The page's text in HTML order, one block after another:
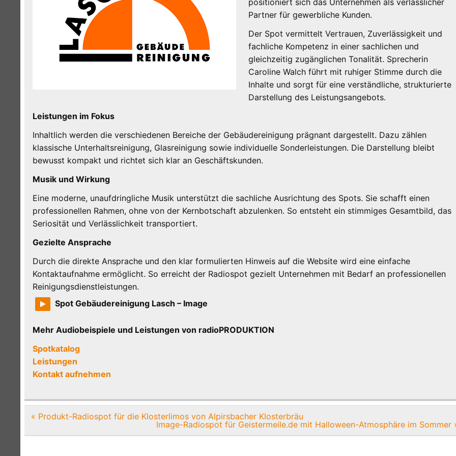
Partner für gewerbliche Kunden.
Der Spot vermittelt Vertrauen, Zuverlässigkeit und
fachliche Kompetenz in einer sachlichen und
gleichzeitig zugänglichen Tonalität. Sprecherin
Caroline Walch führt mit ruhiger Stimme durch die
Inhalte und sorgt für eine verständliche, strukturierte
Darstellung des Leistungsangebots.
Leistungen im Fokus
Inhaltlich werden die verschiedenen Bereiche der Gebäudereinigung prägnant dargestellt. Dazu zählen
klassische Unterhaltsreinigung, Glasreinigung sowie individuelle Sonderleistungen. Die Darstellung bleibt
bewusst kompakt und richtet sich klar an Geschäftskunden.
Musik und Wirkung
Eine moderne, unaufdringliche Musik unterstützt die sachliche Ausrichtung des Spots. Sie schafft einen
professionellen Rahmen, ohne von der Kernbotschaft abzulenken. So entsteht ein stimmiges Gesamtbild, das
Seriosität und Verlässlichkeit transportiert.
Gezielte Ansprache
Durch die direkte Ansprache und den klar formulierten Hinweis auf die Website wird eine einfache
Kontaktaufnahme ermöglicht. So erreicht der Radiospot gezielt Unternehmen mit Bedarf an professionellen
Reinigungsdienstleistungen.
Spot Gebäudereinigung Lasch – Image
Mehr Audiobeispiele und Leistungen von radioPRODUKTION
Spotkatalog
Leistungen
Kontakt aufnehmen
Beitragsnavigation
« Produkt-Radiospot für die Klosterlimos von Alpirsbacher Klosterbräu
Image-Radiospot für Geistermeile.de mit Halloween-Atmosphäre im Sommer